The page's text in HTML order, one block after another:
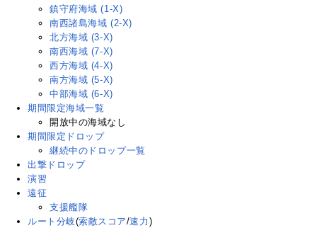
鎮守府海域 (1-X)
南西諸島海域 (2-X)
北方海域 (3-X)
南西海域 (7-X)
西方海域 (4-X)
南方海域 (5-X)
中部海域 (6-X)
期間限定海域一覧
開放中の海域なし
期間限定ドロップ
継続中のドロップ一覧
出撃ドロップ
演習
遠征
支援艦隊
ルート分岐(索敵スコア/速力 )